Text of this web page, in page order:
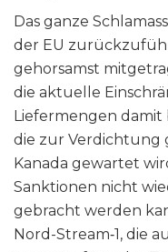
Das ganze
der EU
gehorsamst
die aktuelle
Liefermengen damit
die zur Verdichtung
Kanada gewartet
Sanktionen nicht
gebracht werden
Nord-Stream‑1, die